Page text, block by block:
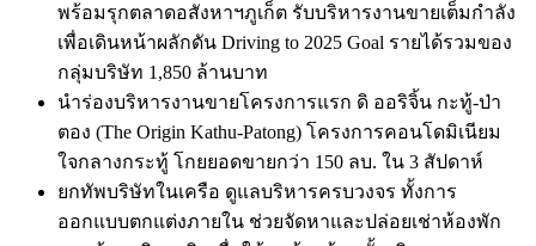
พร้อมรุกตลาดอสังหาฯภูเก็ต รับบริหารงานขายเต็มกำลัง
เพื่อเดินหน้าผลักดัน Driving to 2025 Goal รายได้รวมของ
กลุ่มบริษัท 1,850 ล้านบาท
นำร่องบริหารงานขายโครงการแรก ดิ ออริจิ้น กะทู้-ป่า
ตอง (The Origin Kathu-Patong) โครงการคอนโดมิเนียม
ใจกลางกระทู้ โกยยอดขายกว่า 150 ลบ. ใน 3 สัปดาห์
ยกทัพบริษัทในเครือ ดูแลบริหารครบวงจร ทั้งการ
ออกแบบตกแต่งภายใน ช่วยจัดหาและปล่อยเช่าห้องพัก